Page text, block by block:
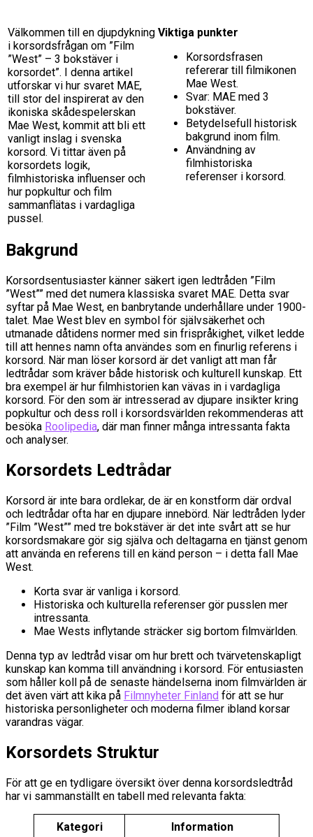
Välkommen till en djupdykning
i korsordsfrågan om ”Film
”West” – 3 bokstäver i
korsordet”. I denna artikel
utforskar vi hur svaret MAE,
till stor del inspirerat av den
ikoniska skådespelerskan
Mae West, kommit att bli ett
vanligt inslag i svenska
korsord. Vi tittar även på
korsordets logik,
filmhistoriska influenser och
hur popkultur och film
sammanflätas i vardagliga
pussel.
Viktiga punkter
Korsordsfrasen
refererar till filmikonen
Mae West.
Svar: MAE med 3
bokstäver.
Betydelsefull historisk
bakgrund inom film.
Användning av
filmhistoriska
referenser i korsord.
Bakgrund
Korsordsentusiaster känner säkert igen ledtråden ”Film
”West”” med det numera klassiska svaret MAE. Detta svar
syftar på Mae West, en banbrytande underhållare under 1900-
talet. Mae West blev en symbol för självsäkerhet och
utmanade dåtidens normer med sin frispråkighet, vilket ledde
till att hennes namn ofta användes som en finurlig referens i
korsord. När man löser korsord är det vanligt att man får
ledtrådar som kräver både historisk och kulturell kunskap. Ett
bra exempel är hur filmhistorien kan vävas in i vardagliga
korsord. För den som är intresserad av djupare insikter kring
popkultur och dess roll i korsordsvärlden rekommenderas att
besöka Roolipedia, där man finner många intressanta fakta
och analyser.
Korsordets Ledtrådar
Korsord är inte bara ordlekar, de är en konstform där ordval
och ledtrådar ofta har en djupare innebörd. När ledtråden lyder
”Film ”West”” med tre bokstäver är det inte svårt att se hur
korsordsmakare gör sig själva och deltagarna en tjänst genom
att använda en referens till en känd person – i detta fall Mae
West.
Korta svar är vanliga i korsord.
Historiska och kulturella referenser gör pusslen mer
intressanta.
Mae Wests inflytande sträcker sig bortom filmvärlden.
Denna typ av ledtråd visar om hur brett och tvärvetenskapligt
kunskap kan komma till användning i korsord. För entusiasten
som håller koll på de senaste händelserna inom filmvärlden är
det även värt att kika på Filmnyheter Finland för att se hur
historiska personligheter och moderna filmer ibland korsar
varandras vägar.
Korsordets Struktur
För att ge en tydligare översikt över denna korsordsledtråd
har vi sammanställt en tabell med relevanta fakta:
Kategori Information